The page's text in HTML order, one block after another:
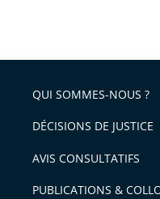
arriver
après
l'article
pour
avant
QUI SOMMES-NOUS ?
DÉCISIONS DE JUSTICE
AVIS CONSULTATIFS
PUBLICATIONS &